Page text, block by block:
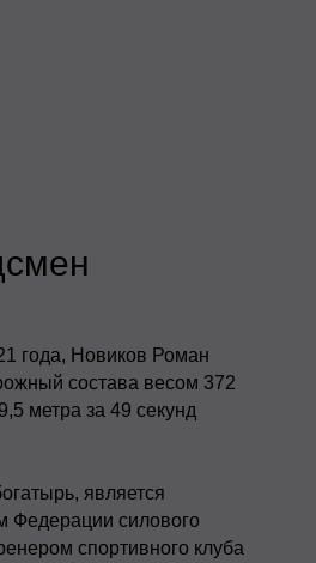
года, Новиков Роман
состава весом 372
метра за 49 секунд
является
Федерации силового
спортивного клуба